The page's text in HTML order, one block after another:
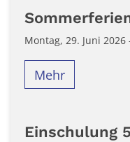
Montag, 29. Juni
Mehr
Einschulung